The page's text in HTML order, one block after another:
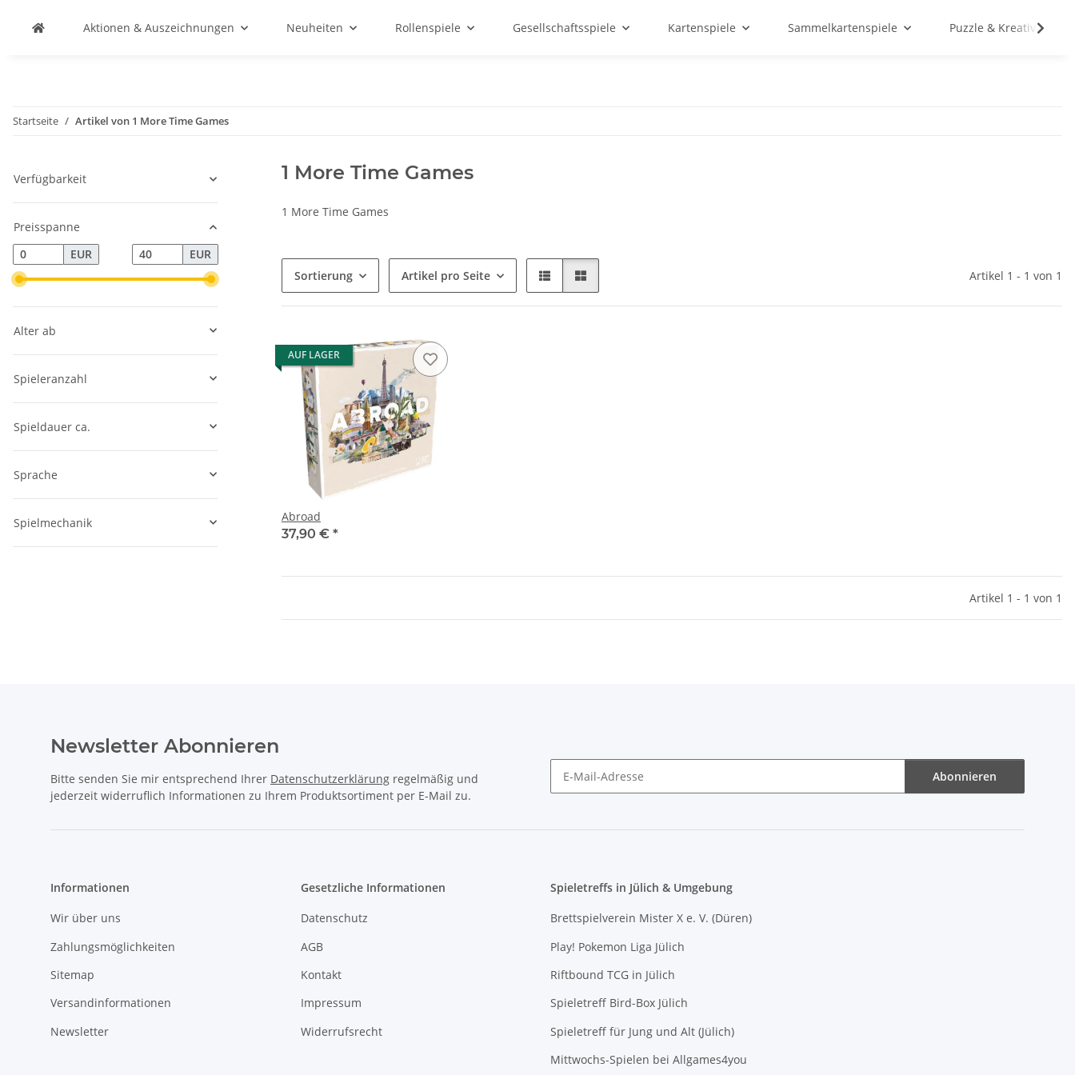
Aktionen & Auszeichnungen Neuheiten Rollenspiele Gesellschaftsspiele Kartenspiele Sammelkartenspiele Puzzle & Kreativ
Startseite Artikel von 1 More Time Games
1 More Time Games
1 More Time Games
Sortierung Artikel pro Seite Artikel 1 - 1 von 1
AUF LAGER
Abroad
37,90 € *
Artikel 1 - 1 von 1
Verfügbarkeit
Preisspanne
EUR
EUR
Alter ab
Spieleranzahl
Spieldauer ca.
Sprache
Spielmechanik
Newsletter Abonnieren
Bitte senden Sie mir entsprechend Ihrer Datenschutzerklärung regelmäßig und
jederzeit widerruflich Informationen zu Ihrem Produktsortiment per E-Mail zu.
Abonnieren
Informationen
Wir über uns
Zahlungsmöglichkeiten
Sitemap
Versandinformationen
Newsletter
Gesetzliche Informationen
Datenschutz
AGB
Kontakt
Impressum
Widerrufsrecht
Spieletreffs in Jülich & Umgebung
Brettspielverein Mister X e. V. (Düren)
Play! Pokemon Liga Jülich
Riftbound TCG in Jülich
Spieletreff Bird-Box Jülich
Spieletreff für Jung und Alt (Jülich)
Mittwochs-Spielen bei Allgames4you